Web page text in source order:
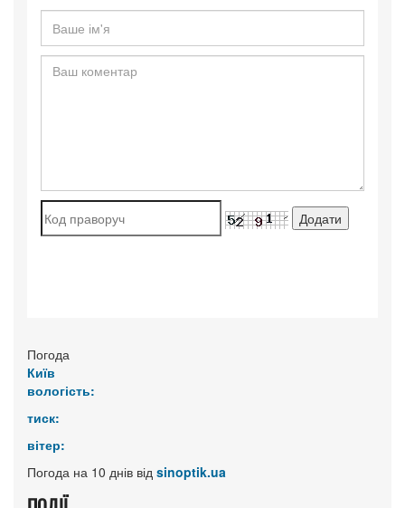
Погода
Київ
вологість:
тиск:
вітер:
Погода на 10 днів від sinoptik.ua